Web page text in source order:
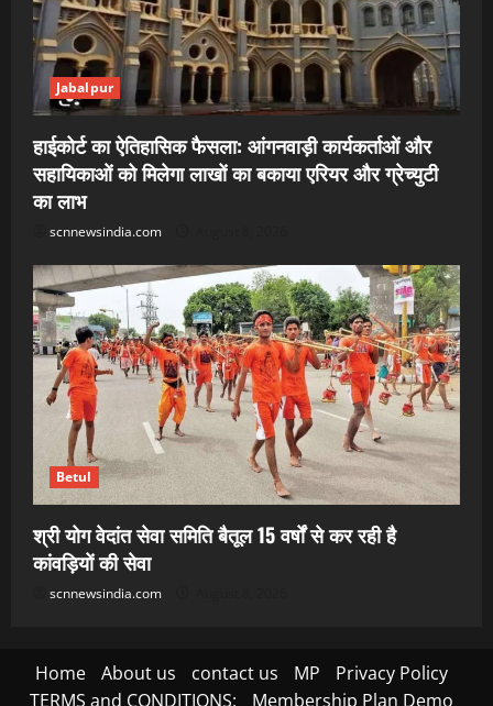
Jabalpur
हाईकोर्ट का ऐतिहासिक फैसला: आंगनवाड़ी कार्यकर्ताओं और
सहायिकाओं को मिलेगा लाखों का बकाया एरियर और ग्रेच्युटी
का लाभ
scnnewsindia.com
Betul
श्री योग वेदांत सेवा समिति बैतूल 15 वर्षों से कर रही है
कांवड़ियों की सेवा
scnnewsindia.com
Home About us contact us MP
Privacy Policy
TERMS and CONDITIONS:
Membership Plan Demo